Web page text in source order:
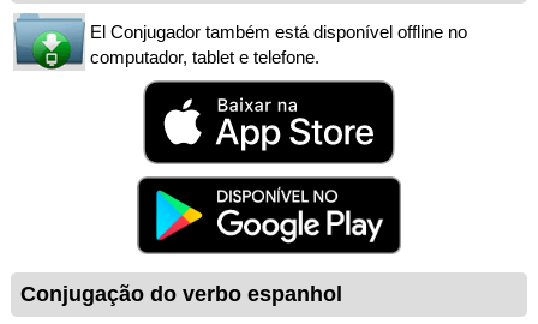
El Conjugador também está disponível offline no
computador, tablet e telefone.
Conjugação do verbo espanhol